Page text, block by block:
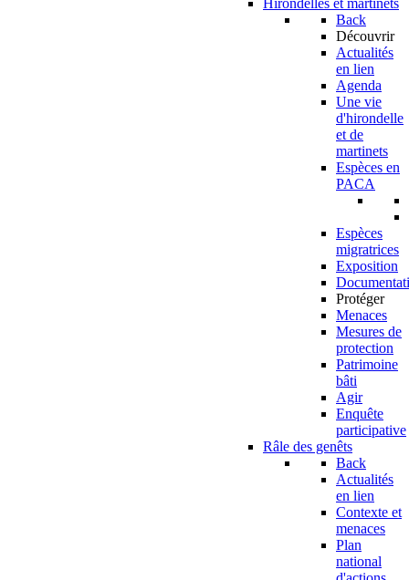
Hirondelles et martinets
Back
Découvrir
Actualités
en lien
Agenda
Une vie
d'hirondelle
et de
martinets
Espèces en
PACA
Espèces
migratrices
Exposition
Protéger
Menaces
Mesures de
protection
Patrimoine
bâti
Agir
Enquête
participative
Râle des genêts
Back
Actualités
en lien
Contexte et
menaces
Plan
national